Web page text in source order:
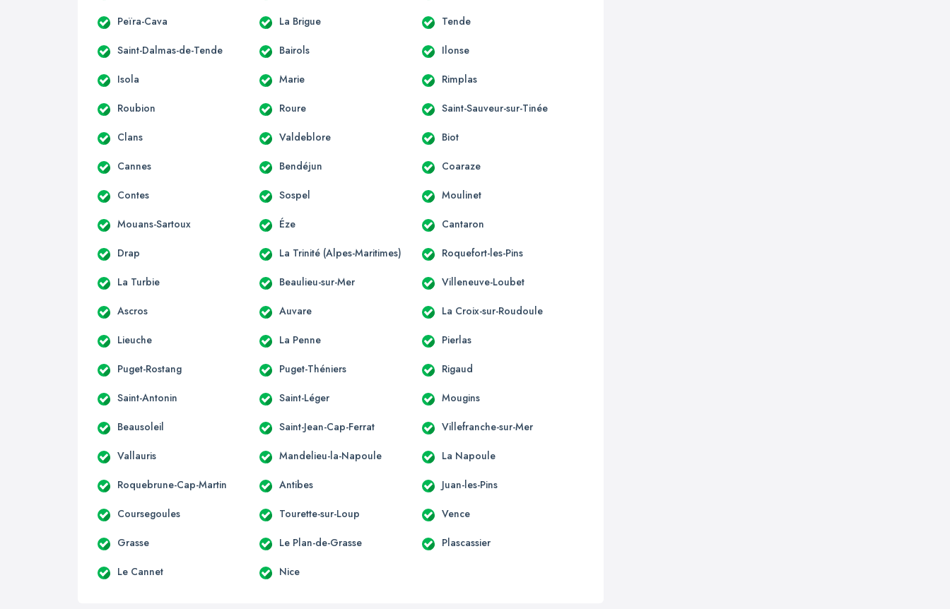
Peïra-Cava La Brigue Tende
Saint-Dalmas-de-Tende Bairols Ilonse
Isola Marie Rimplas
Roubion Roure Saint-Sauveur-sur-Tinée
Clans Valdeblore Biot
Cannes Bendéjun Coaraze
Contes Sospel Moulinet
Mouans-Sartoux Éze Cantaron
Drap La Trinité (Alpes-Maritimes) Roquefort-les-Pins
La Turbie Beaulieu-sur-Mer Villeneuve-Loubet
Ascros Auvare La Croix-sur-Roudoule
Lieuche La Penne Pierlas
Puget-Rostang Puget-Théniers Rigaud
Saint-Antonin Saint-Léger Mougins
Beausoleil Saint-Jean-Cap-Ferrat Villefranche-sur-Mer
Vallauris Mandelieu-la-Napoule La Napoule
Roquebrune-Cap-Martin Antibes Juan-les-Pins
Coursegoules Tourette-sur-Loup Vence
Grasse Le Plan-de-Grasse Plascassier
Le Cannet Nice